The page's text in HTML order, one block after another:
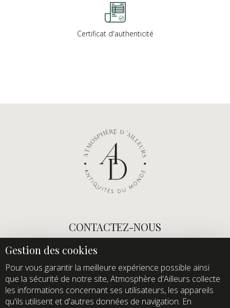
Certificat d'authenticité
CONTACTEZ-NOUS
info@atmospheredailleurs.com
Tel :
+33 (0)1 60 12 68 26
Domaine de Quincampoix
Route de Roussigny
91470 Les Molières
Pour vous garantir la meilleure expérience possible ainsi
que la sécurité de notre site, Atmosphère d'Ailleurs collecte
les informations concernant ses utilisateurs, les appareils
qu'ils utilisent et d'autres données de navigation. En